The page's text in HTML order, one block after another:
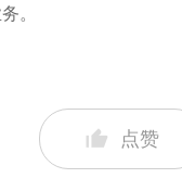
。
点赞